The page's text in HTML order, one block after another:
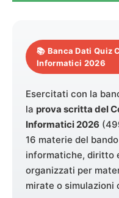
📚 Banca Dati Quiz
Informatici 2026
Esercitati con la
la prova scritta del
Informatici 2026
16 materie del
informatiche, diritto
organizzati per
mirate o simulazioni